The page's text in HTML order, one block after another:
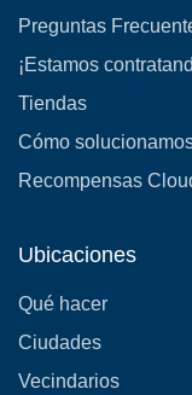
Preguntas
¡Estamos
Tiendas
Cómo
Recompensas
Ubicaciones
Qué hacer
Ciudades
Vecindarios